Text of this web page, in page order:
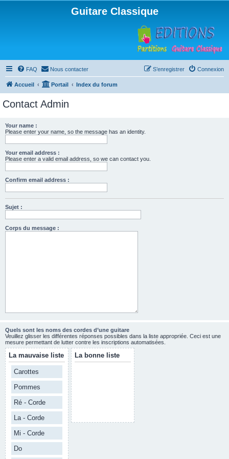
Guitare Classique
FAQ Nous contacter Connexion
S’enregistrer
Accueil Portail Index du forum
Contact Admin
Your name :
Please enter your name, so the message has an identity.
Your email address :
Please enter a valid email address, so we can contact you.
Confirm email address :
Sujet :
Corps du message :
Quels sont les noms des cordes d’une guitare
Veuillez glisser les différentes réponses possibles dans la liste appropriée. Ceci est une
mesure permettant de lutter contre les inscriptions automatisées.
La mauvaise liste
Carottes
Pommes
Ré - Corde
La - Corde
Mi - Corde
Do
La bonne liste